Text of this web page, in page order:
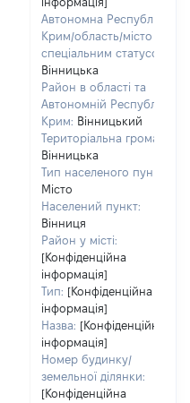
Автономна Республіка
Крим/область/місто зі
спеціальним статусом:
Вінницька
Район в області та
Автономній Республіці
Крим: Вінницький
Територіальна громада:
Вінницька
Тип населеного пункту:
Місто
Населений пункт:
Вінниця
Район у місті:
[Конфіденційна
інформація]
Тип: [Конфіденційна
інформація]
Назва: [Конфіденційна
інформація]
Номер будинку/
земельної ділянки:
[Конфіденційна